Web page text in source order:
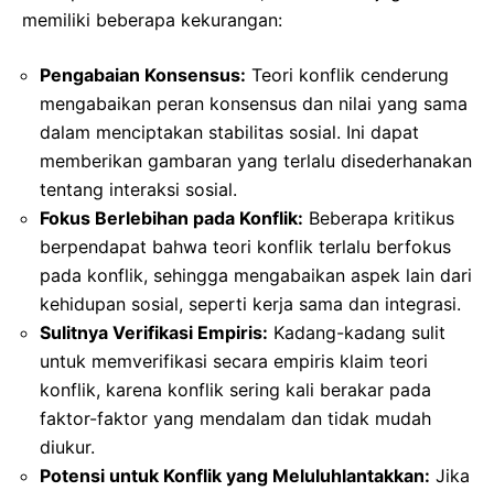
memiliki beberapa kekurangan:
Pengabaian Konsensus: Teori konflik cenderung
mengabaikan peran konsensus dan nilai yang sama
dalam menciptakan stabilitas sosial. Ini dapat
memberikan gambaran yang terlalu disederhanakan
tentang interaksi sosial.
Fokus Berlebihan pada Konflik: Beberapa kritikus
berpendapat bahwa teori konflik terlalu berfokus
pada konflik, sehingga mengabaikan aspek lain dari
kehidupan sosial, seperti kerja sama dan integrasi.
Sulitnya Verifikasi Empiris: Kadang-kadang sulit
untuk memverifikasi secara empiris klaim teori
konflik, karena konflik sering kali berakar pada
faktor-faktor yang mendalam dan tidak mudah
diukur.
Potensi untuk Konflik yang Meluluhlantakkan: Jika